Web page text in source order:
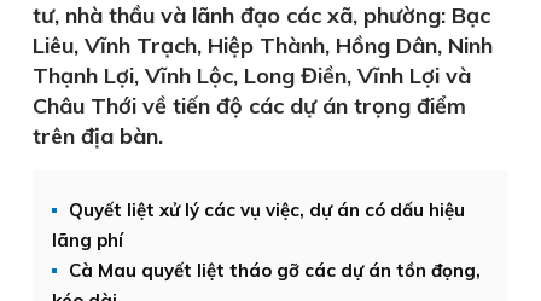
tư, nhà thầu và lãnh đạo các xã, phường: Bạc
Liêu, Vĩnh Trạch, Hiệp Thành, Hồng Dân, Ninh
Thạnh Lợi, Vĩnh Lộc, Long Điền, Vĩnh Lợi và
Châu Thới về tiến độ các dự án trọng điểm
trên địa bàn.
Quyết liệt xử lý các vụ việc, dự án có dấu hiệu
lãng phí
Cà Mau quyết liệt tháo gỡ các dự án tồn đọng,